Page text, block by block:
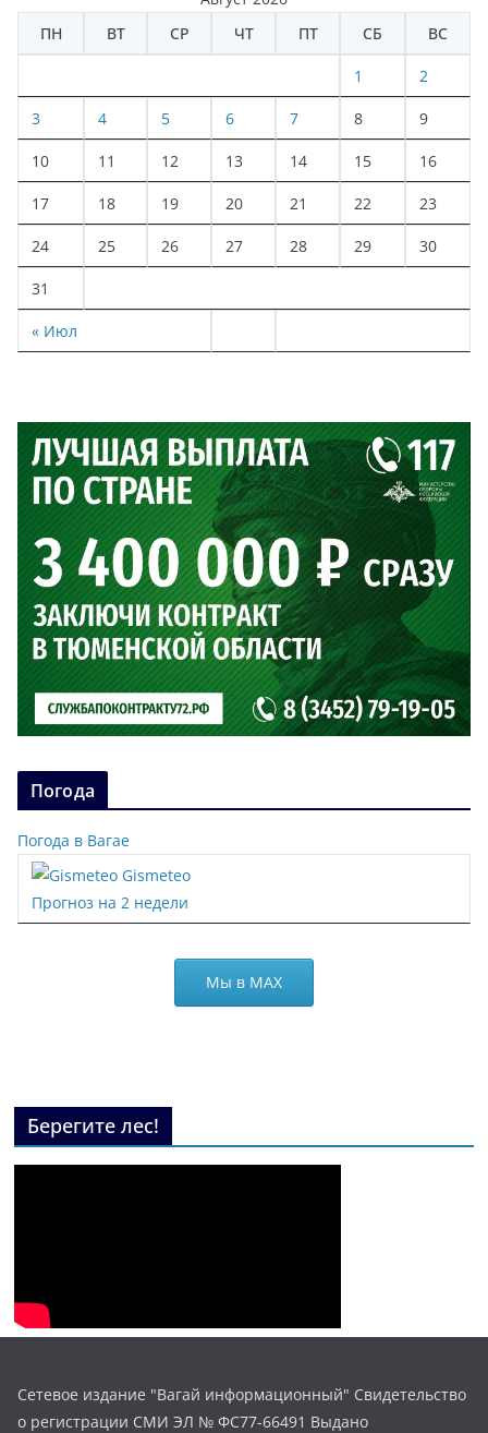
ПН
ВТ СР ЧТ ПТ СБ ВС
« Июл
1 2
3 4 5 6 7 8 9
10 11 12 13 14 15 16
17 18 19 20 21 22 23
24 25 26 27 28 29 30
31
Погода
Погода в Вагае
Gismeteo
Прогноз на 2 недели
Мы в МАХ
Берегите лес!
Сетевое издание "Вагай информационный" Свидетельство
о регистрации СМИ ЭЛ № ФС77-66491 Выдано